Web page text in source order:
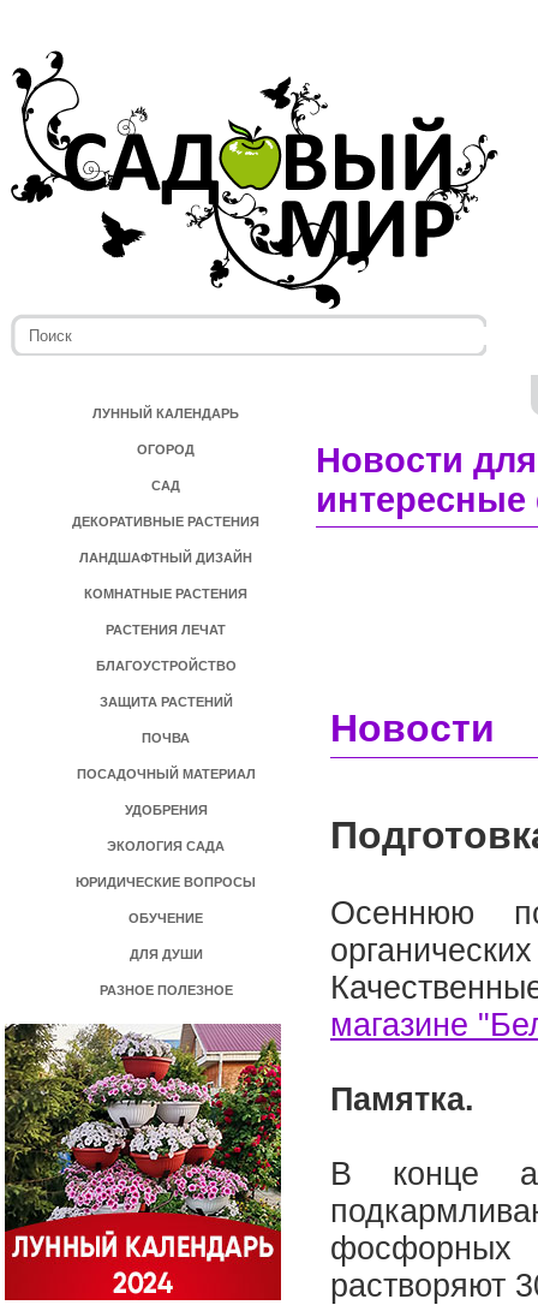
ЛУННЫЙ КАЛЕНДАРЬ
ОГОРОД
САД
ДЕКОРАТИВНЫЕ РАСТЕНИЯ
ЛАНДШАФТНЫЙ ДИЗАЙН
КОМНАТНЫЕ РАСТЕНИЯ
РАСТЕНИЯ ЛЕЧАТ
БЛАГОУСТРОЙСТВО
ЗАЩИТА РАСТЕНИЙ
ПОЧВА
ПОСАДОЧНЫЙ МАТЕРИАЛ
УДОБРЕНИЯ
ЭКОЛОГИЯ САДА
ЮРИДИЧЕСКИЕ ВОПРОСЫ
ОБУЧЕНИЕ
ДЛЯ ДУШИ
РАЗНОЕ ПОЛЕЗНОЕ
Новости
Новости
Осеннюю
магазине
Памятка.
В конце
растворяют